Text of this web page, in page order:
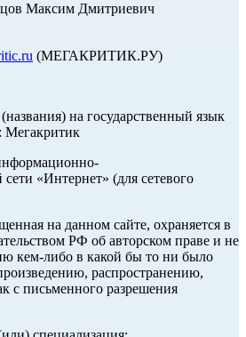
Максим Дмитриевич
(МЕГАКРИТИК.РУ)
на государственный язык
Мегакритик
«Интернет» (для сетевого
на данном сайте, охраняется в
РФ об авторском праве и не
кем-либо в какой бы то ни было
распространению,
с письменного разрешения